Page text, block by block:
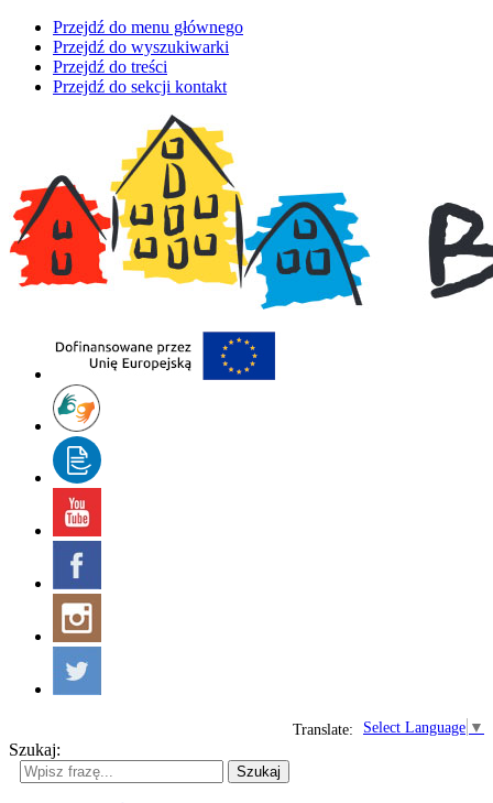
Przejdź do menu głównego
Przejdź do wyszukiwarki
Przejdź do treści
Przejdź do sekcji kontakt
Select Language ▼
Translate:
Szukaj:
Szukaj